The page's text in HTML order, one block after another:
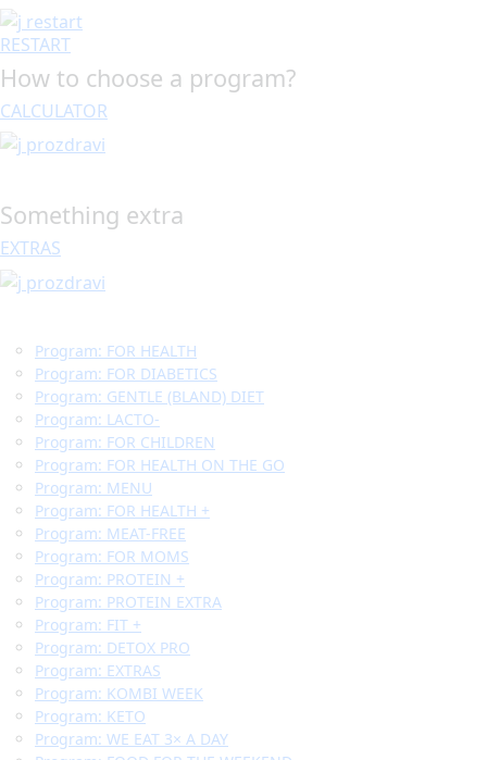
RESTART
How to choose a program?
CALCULATOR
Something extra
EXTRAS
Program: FOR HEALTH
Program: FOR DIABETICS
Program: GENTLE (BLAND) DIET
Program: LACTO-
Program: FOR CHILDREN
Program: FOR HEALTH ON THE GO
Program: MENU
Program: FOR HEALTH +
Program: MEAT-FREE
Program: FOR MOMS
Program: PROTEIN +
Program: PROTEIN EXTRA
Program: FIT +
Program: DETOX PRO
Program: EXTRAS
Program: KOMBI WEEK
Program: KETO
Program: WE EAT 3× A DAY